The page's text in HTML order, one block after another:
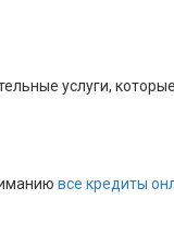
услуги,
все кредиты